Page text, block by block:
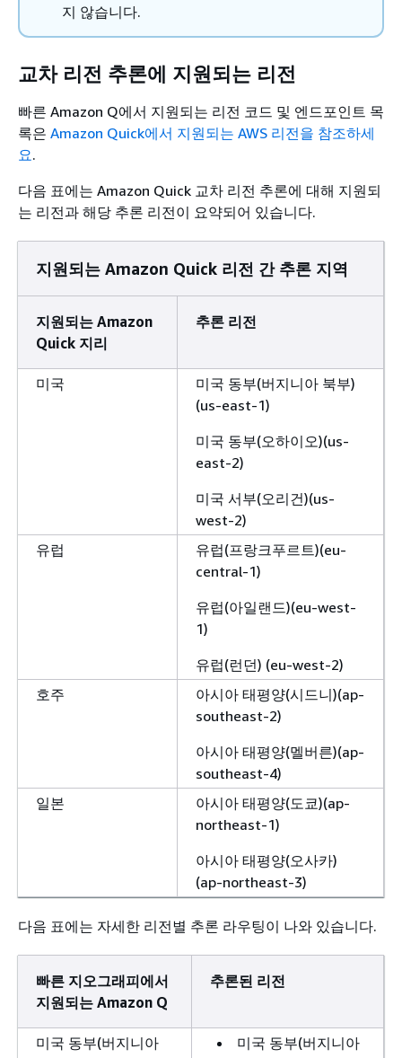
지 않습니다.
교차 리전 추론에 지원되는 리전
빠른 Amazon Q에서 지원되는 리전 코드 및 엔드포인트 목
록은 Amazon Quick에서 지원되는 AWS 리전을 참조하세
요.
다음 표에는 Amazon Quick 교차 리전 추론에 대해 지원되
는 리전과 해당 추론 리전이 요약되어 있습니다.
지원되는 Amazon Quick 리전 간 추론 지역
지원되는 Amazon
Quick 지리
추론 리전
미국
미국 동부(버지니아 북부)
(us-east-1)
미국 동부(오하이오)(us-
east-2)
미국 서부(오리건)(us-
west-2)
유럽
유럽(프랑크푸르트)(eu-
central-1)
유럽(아일랜드)(eu-west-
1)
유럽(런던) (eu-west-2)
호주
아시아 태평양(시드니)(ap-
southeast-2)
아시아 태평양(멜버른)(ap-
southeast-4)
일본
아시아 태평양(도쿄)(ap-
northeast-1)
아시아 태평양(오사카)
(ap-northeast-3)
다음 표에는 자세한 리전별 추론 라우팅이 나와 있습니다.
빠른 지오그래피에서
지원되는 Amazon Q
추론된 리전
미국 동부(버지니아
미국 동부(버지니아